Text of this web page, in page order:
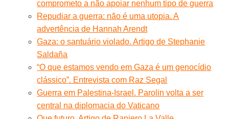
comprometo a não apoiar nenhum tipo de guerra
Repudiar a guerra: não é uma utopia. A
advertência de Hannah Arendt
Gaza: o santuário violado. Artigo de Stephanie
Saldaña
“O que estamos vendo em Gaza é um genocídio
clássico”. Entrevista com Raz Segal
Guerra em Palestina-Israel. Parolin volta a ser
central na diplomacia do Vaticano